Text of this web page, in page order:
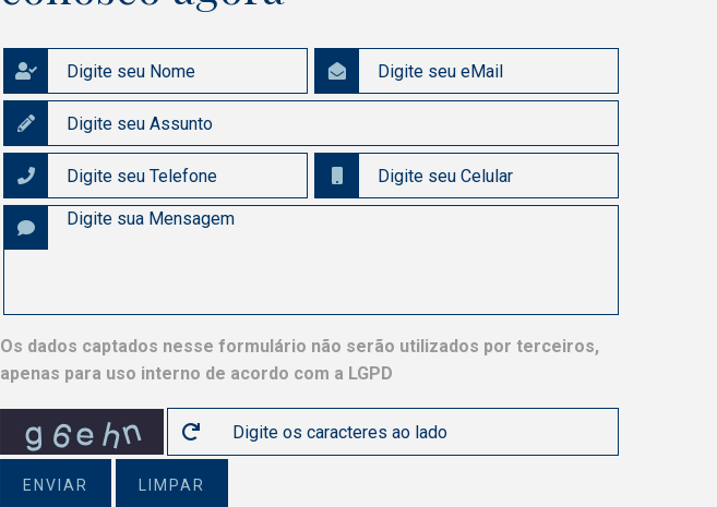
Os dados captados nesse formulário não serão utilizados por terceiros,
apenas para uso interno de acordo com a LGPD
ENVIAR LIMPAR